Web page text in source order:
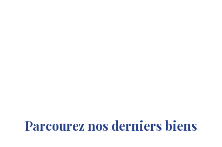
Parcourez nos derniers biens